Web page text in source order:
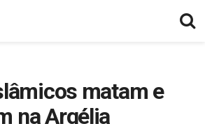
matam e
na Argélia